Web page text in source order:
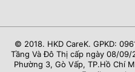
© 2018. HKD CareK. GPKD:
Tầng Và Đô Thị cấp ngày 08/
Phường 3, Gò Vấp, TP.Hồ Chí